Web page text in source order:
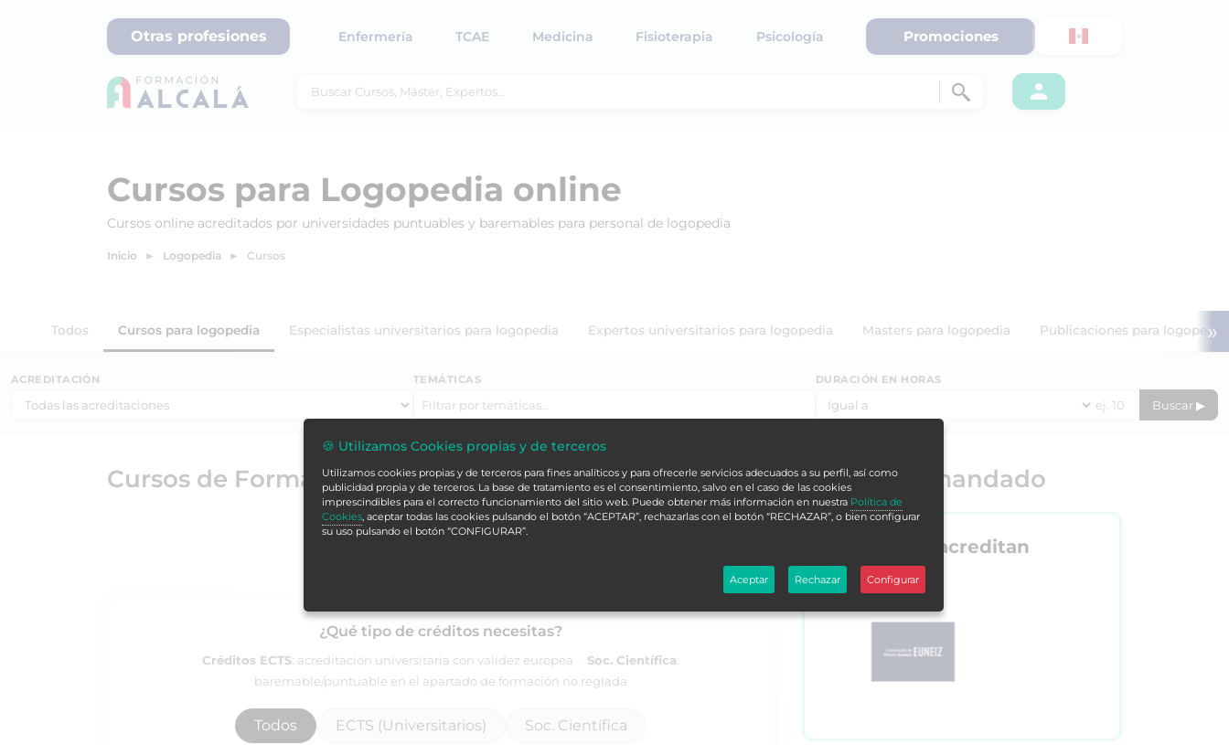
Otras profesiones Enfermería TCAE Medicina Fisioterapia Psicología Promociones
Cursos para Logopedia online
Cursos online acreditados por universidades puntuables y baremables para personal de logopedia
Inicio Logopedia Cursos
Todos Cursos para logopedia Especialistas universitarios para logopedia Expertos universitarios para logopedia Masters para logopedia Publicaciones para logopedia
»
ACREDITACIÓN TEMÁTICAS DURACIÓN EN HORAS
Buscar ▶
Cursos de Formación Alcalá
¿Qué tipo de créditos necesitas?
Créditos ECTS: acreditación universitaria con validez europea · Soc. Científica:
baremable/puntuable en el apartado de formación no reglada
Todos ECTS (Universitarios) Soc. Científica
Lo más demandado
Nos acreditan
🍪 Utilizamos Cookies propias y de terceros
Utilizamos cookies propias y de terceros para fines analíticos y para ofrecerle servicios adecuados a su perfil, así como
publicidad propia y de terceros. La base de tratamiento es el consentimiento, salvo en el caso de las cookies
imprescindibles para el correcto funcionamiento del sitio web. Puede obtener más información en nuestra Política de
Cookies, aceptar todas las cookies pulsando el botón “ACEPTAR”, rechazarlas con el botón “RECHAZAR”, o bien configurar
su uso pulsando el botón “CONFIGURAR”.
Aceptar Rechazar Configurar